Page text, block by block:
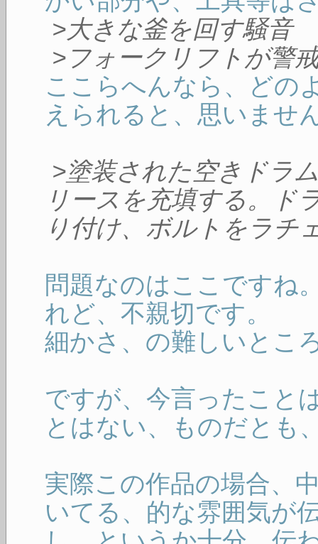
>大きな釜を回す騒音
>フォークリフトが警
ここらへんなら、どの
えられると、思いませ
>塗装された空きドラ
リースを充填する。ド
り付け、ボルトをラチ
問題なのはここですね
れど、不親切です。
細かさ、の難しいとこ
ですが、今言ったこと
とはない、ものだとも
実際この作品の場合、
いてる、的な雰囲気が